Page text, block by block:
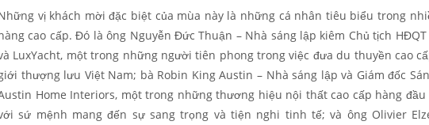
vị khách mời đặc biệt của mùa này là những cá nhân tiêu biểu trong
cao cấp. Đó là ông Nguyễn Đức Thuận – Nhà sáng lập kiêm Chủ tịch
LuxYacht, một trong những người tiên phong trong việc đưa du thuyền cao
thượng lưu Việt Nam; bà Robin King Austin – Nhà sáng lập và Giám đốc
Home Interiors, một trong những thương hiệu nội thất cao cấp hàng đầu
sứ mệnh mang đến sự sang trọng và tiện nghi tinh tế; và ông Olivier